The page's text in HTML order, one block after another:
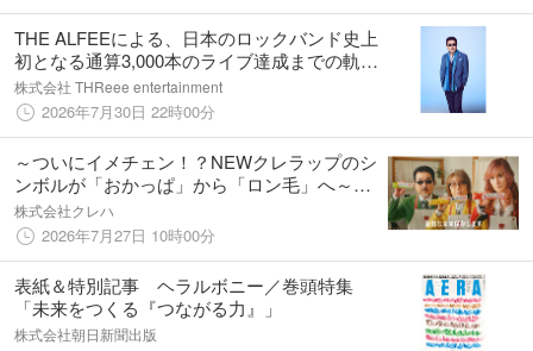
THE ALFEEによる、日本のロックバンド史上
初となる通算3,000本のライブ達成までの軌跡
を辿った感動のドキュメンタリー「劇場版
THE ALFEE 3000PREMIUM」9/4(金)公開決
定！
株式会社 THReee entertainment
2026年7月30日 22時00分
～ついにイメチェン！？NEWクレラップのシ
ンボルが「おかっぱ」から「ロン毛」へ～
NEWクレラップCMが22年ぶりの大幅刷新
で、THE ALFEEがキッチンに降臨！新
TVCM7月27日（月）より放映開始
株式会社クレハ
2026年7月27日 10時00分
表紙＆特別記事 ヘラルボニー／巻頭特集
「未来をつくる『つながる力』」
株式会社朝日新聞出版